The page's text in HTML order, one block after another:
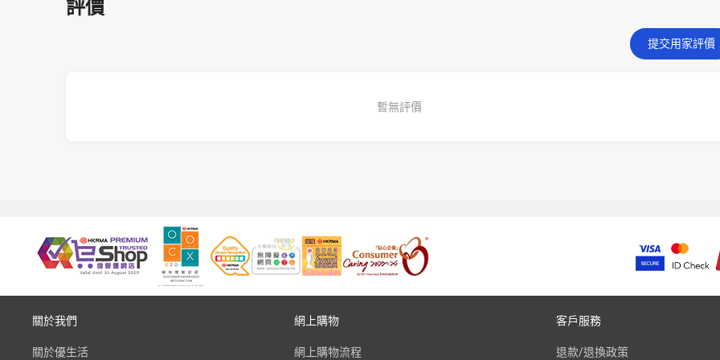
評價
提交用家評價
暫無評價
關於我們
關於優生活
網上購物
網上購物流程
客戶服務
退款/退換政策